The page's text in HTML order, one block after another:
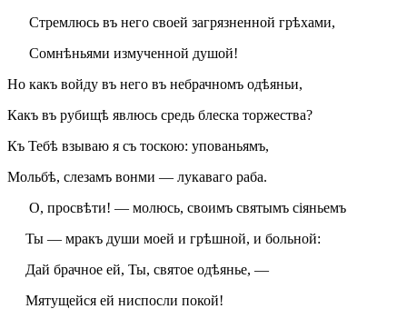
Стремлюсь въ него своей загрязненной грѣхами,
Сомнѣньями измученной душой!
Но какъ войду въ него въ небрачномъ одѣяньи,
Какъ въ рубищѣ явлюсь средь блеска торжества?
Къ Тебѣ взываю я съ тоскою: упованьямъ,
Мольбѣ, слезамъ вонми — лукаваго раба.
О, просвѣти! — молюсь, своимъ святымъ сіяньемъ
Ты — мракъ души моей и грѣшной, и больной:
Дай брачное ей, Ты, святое одѣянье, —
Мятущейся ей ниспосли покой!